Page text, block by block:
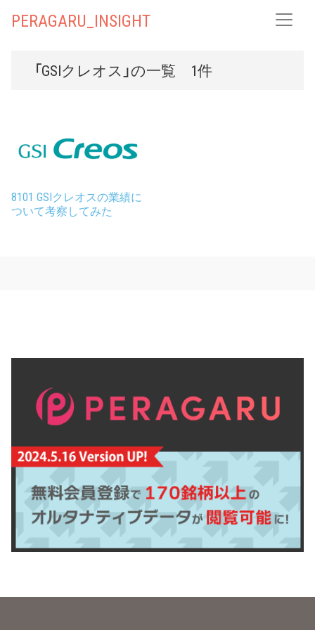
PERAGARU_INSIGHT
「GSIクレオス」の一覧 1件
8101 GSIクレオスの業績に
ついて考察してみた